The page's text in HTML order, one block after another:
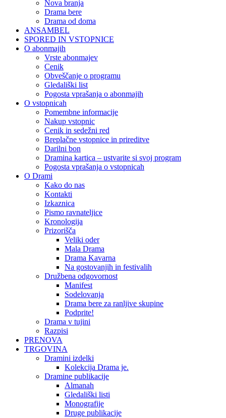
Nova branja
Drama bere
Drama od doma
ANSAMBEL
SPORED IN VSTOPNICE
O abonmajih
Vrste abonmajev
Cenik
Obveščanje o programu
Gledališki list
Pogosta vprašanja o abonmajih
O vstopnicah
Pomembne informacije
Nakup vstopnic
Cenik in sedežni red
Breplačne vstopnice in prireditve
Darilni bon
Dramina kartica – ustvarite si svoj program
Pogosta vprašanja o vstopnicah
O Drami
Kako do nas
Kontakti
Izkaznica
Pismo ravnateljice
Kronologija
Prizorišča
Veliki oder
Mala Drama
Drama Kavarna
Na gostovanjih in festivalih
Družbena odgovornost
Manifest
Sodelovanja
Drama bere za ranljive skupine
Podprite!
Drama v tujini
Razpisi
PRENOVA
TRGOVINA
Dramini izdelki
Kolekcija Drama je.
Dramine publikacije
Almanah
Gledališki listi
Monografije
Druge publikacije